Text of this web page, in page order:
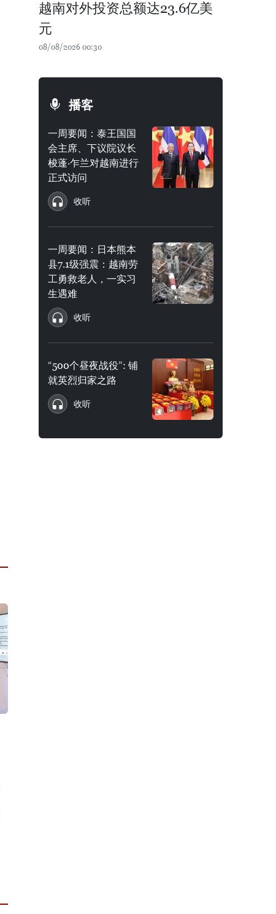
越南对外投资总额达23.6亿美
元
08/08/2026 00:30
播客
一周要闻：泰王国国
会主席、下议院议长
梭蓬·乍兰对越南进行
正式访问
收听
一周要闻：日本熊本
县7.1级强震：越南劳
工勇救老人，一实习
生遇难
收听
“500个昼夜战役”: 铺
就英烈归家之路
收听